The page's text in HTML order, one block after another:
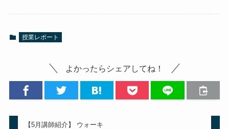
授業レポート
よかったらシェアしてね！
【5月講師紹介】 ウォーキ